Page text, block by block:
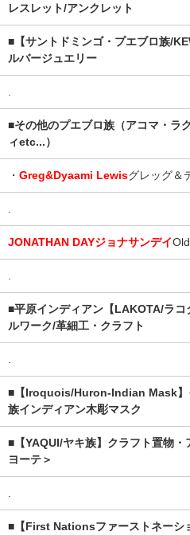
レスレット/アンクレット
■【サントドミンゴ・プエブロ族/
ルバージュエリー
.
■その他のプエブロ族（アコマ・ラ
ィetc...）
・ Greg&Dyaami Lewisグレッグ＆
.
JONATHAN DAYジョナサンデイ
.
■平原インディアン【LAKOTA/ラコ
ルワーク/革細工・クラフト
.
■【Iroquois/Huron-Indian Mask】
族インディアン木彫マスク
■【YAQUI/ヤキ族】クラフト置物
ヨーテ＞
.
■【First Nationsファーストネーシ